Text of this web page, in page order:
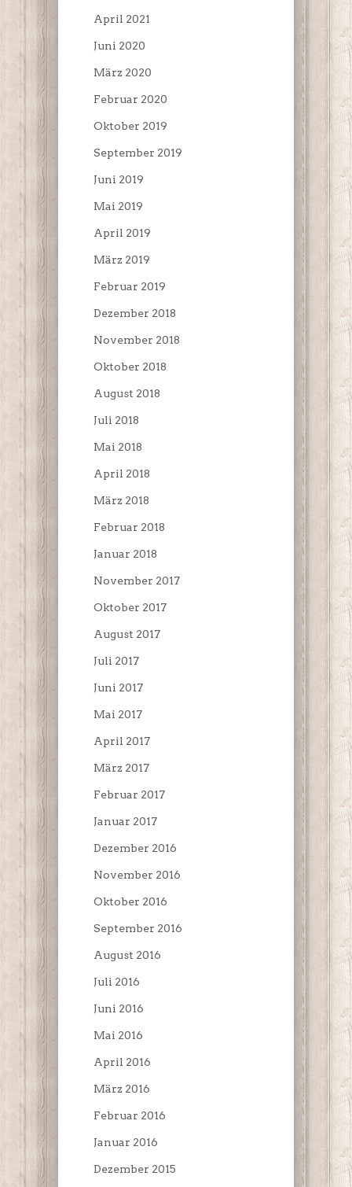
April 2021
Juni 2020
März 2020
Februar 2020
Oktober 2019
September 2019
Juni 2019
Mai 2019
April 2019
März 2019
Februar 2019
Dezember 2018
November 2018
Oktober 2018
August 2018
Juli 2018
Mai 2018
April 2018
März 2018
Februar 2018
Januar 2018
November 2017
Oktober 2017
August 2017
Juli 2017
Juni 2017
Mai 2017
April 2017
März 2017
Februar 2017
Januar 2017
Dezember 2016
November 2016
Oktober 2016
September 2016
August 2016
Juli 2016
Juni 2016
Mai 2016
April 2016
März 2016
Februar 2016
Januar 2016
Dezember 2015